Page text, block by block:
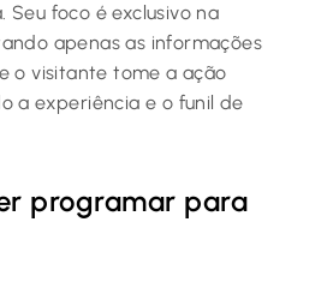
foco é exclusivo na
apenas as informações
o visitante tome a ação
a experiência e o funil de
programar para